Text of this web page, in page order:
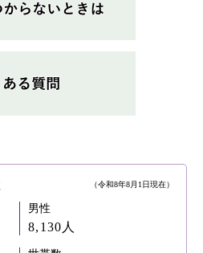
（令和8年8月1日現在）
男性
8,130人